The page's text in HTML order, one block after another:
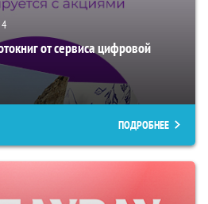
4
от сервиса цифровой
ПОДРОБНЕЕ